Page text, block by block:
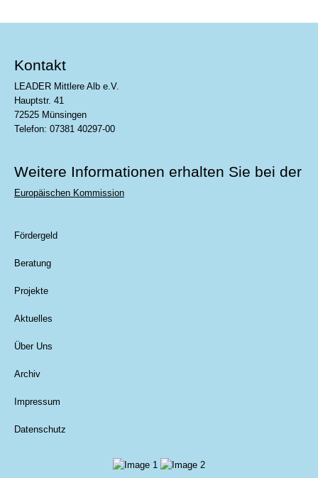
Kontakt
LEADER Mittlere Alb e.V.
Hauptstr. 41
72525 Münsingen
Telefon: 07381 40297-00
Weitere Informationen erhalten Sie bei der
Europäischen Kommission
Fördergeld
Beratung
Projekte
Aktuelles
Über Uns
Archiv
Impressum
Datenschutz